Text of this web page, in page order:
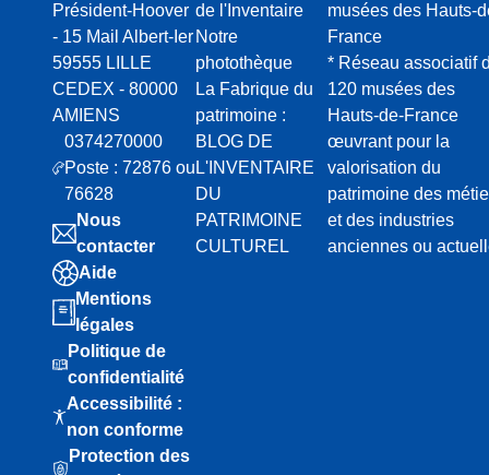
Président-Hoover
- 15 Mail Albert-Ier
59555 LILLE
CEDEX - 80000
AMIENS
0374270000
Poste : 72876 ou
76628
Nous
contacter
Aide
Mentions
légales
Politique de
confidentialité
Accessibilité :
non conforme
Protection des
de l'Inventaire
Notre
photothèque
La Fabrique du
patrimoine :
BLOG DE
L'INVENTAIRE
DU
PATRIMOINE
CULTUREL
musées des Hauts-
France
* Réseau associatif
120 musées des
Hauts-de-France
œuvrant pour la
valorisation du
patrimoine des
et des industries
anciennes ou